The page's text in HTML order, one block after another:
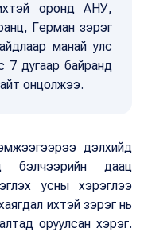
оронд АНУ,
Герман зэрэг
манай улс
7 дугаар байранд
онцолжээ.
дэлхийд
бэлчээрийн даац
усны хэрэглээ
ихтэй зэрэг нь
оруулсан хэрэг.